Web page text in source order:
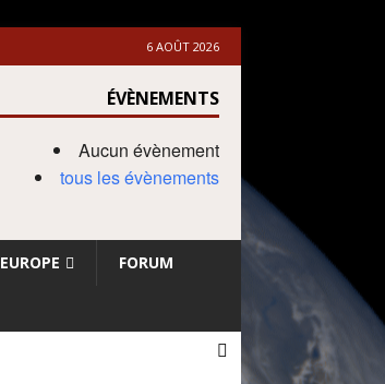
6 AOÛT 2026
ÉVÈNEMENTS
Aucun évènement
tous les évènements
EUROPE FORUM